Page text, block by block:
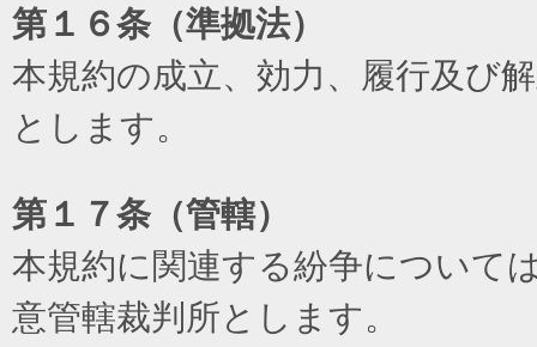
第１６条（準拠法）
本規約の成立、効力、履行及び
とします。
第１７条（管轄）
本規約に関連する紛争について
意管轄裁判所とします。